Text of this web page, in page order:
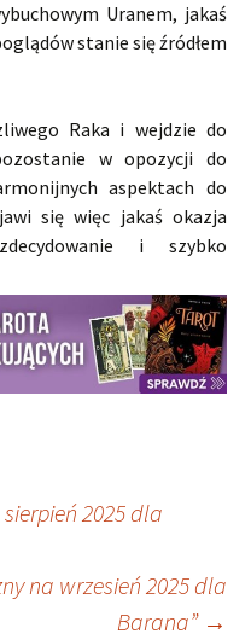
Uranem, jakaś
stanie się źródłem
Raka i wejdzie do
w opozycji do
aspektach do
się więc jakaś okazja
i szybko
2025 dla
na wrzesień 2025 dla
Barana” →